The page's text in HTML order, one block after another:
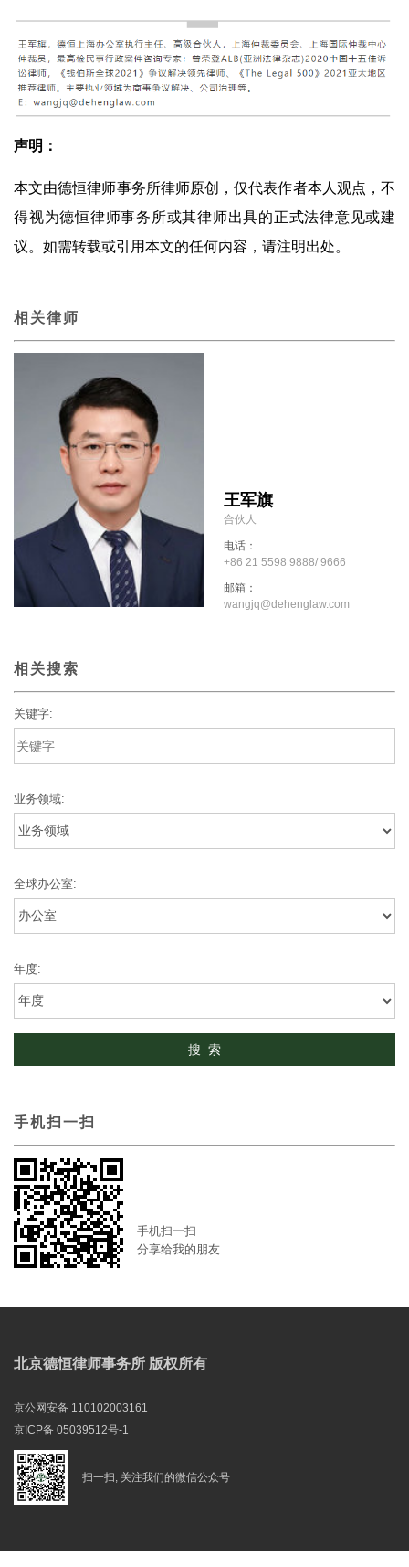
声明：
本文由德恒律师事务所律师原创，仅代表作者本人观点，不
得视为德恒律师事务所或其律师出具的正式法律意见或建
议。如需转载或引用本文的任何内容，请注明出处。
相关律师
王军旗
合伙人
电话：
+86 21 5598 9888/ 9666
邮箱：
wangjq@dehenglaw.com
相关搜索
关键字:
业务领域:
全球办公室:
年度:
手机扫一扫
手机扫一扫
分享给我的朋友
北京德恒律师事务所 版权所有
京公网安备 110102003161
京ICP备 05039512号-1
扫一扫, 关注我们的微信公众号